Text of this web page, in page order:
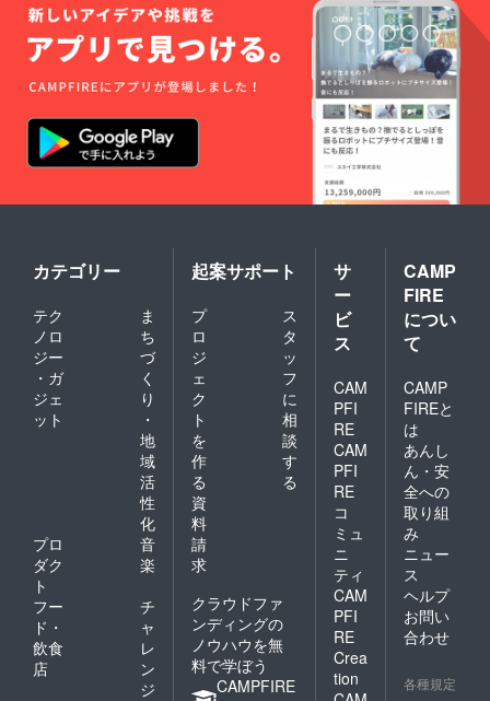
カテゴリー
テク
ノロ
ジー
・ガ
ジェ
ット
ま
ち
づ
く
り
・
地
域
活
性
化
プロ
ダク
ト
音
楽
フー
ド・
飲食
店
チ
ャ
レ
ン
ジ
起案サポート
プ
ロ
ジ
ェ
ク
ト
を
作
る
ス
タ
ッ
フ
に
相
談
す
る
資
料
請
求
クラウドファ
ンディングの
ノウハウを無
料で学ぼう
CAMPFIRE
サ
ー
ビ
ス
CAM
PFI
RE
CAM
PFI
RE
コ
ミュ
ニ
ティ
CAM
PFI
RE
Crea
tion
CAMP
FIRE
につい
て
CAMP
FIREと
は
あんし
ん・安
全への
取り組
み
ニュー
ス
ヘルプ
お問い
合わせ
各種規定